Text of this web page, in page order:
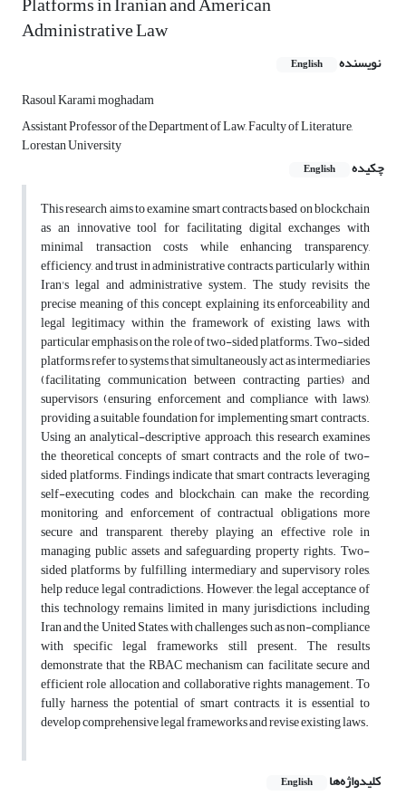
Administrative Law
نویسنده English
Rasoul Karami moghadam
Assistant Professor of the Department of Law, Faculty of Literature,
Lorestan University
چکیده
English
This research aims to examine smart contracts based on blockchain
as an innovative tool for facilitating digital exchanges with
minimal transaction costs while enhancing transparency,
efficiency, and trust in administrative contracts, particularly within
Iran's legal and administrative system. The study revisits the
precise meaning of this concept, explaining its enforceability and
legal legitimacy within the framework of existing laws, with
particular emphasis on the role of two-sided platforms. Two-sided
platforms refer to systems that simultaneously act as intermediaries
(facilitating communication between contracting parties) and
supervisors (ensuring enforcement and compliance with laws),
providing a suitable foundation for implementing smart contracts.
Using an analytical-descriptive approach, this research examines
the theoretical concepts of smart contracts and the role of two-
sided platforms. Findings indicate that smart contracts, leveraging
self-executing codes and blockchain, can make the recording,
monitoring, and enforcement of contractual obligations more
secure and transparent, thereby playing an effective role in
managing public assets and safeguarding property rights. Two-
sided platforms, by fulfilling intermediary and supervisory roles,
help reduce legal contradictions. However, the legal acceptance of
this technology remains limited in many jurisdictions, including
Iran and the United States, with challenges such as non-compliance
with specific legal frameworks still present. The results
demonstrate that the RBAC mechanism can facilitate secure and
efficient role allocation and collaborative rights management. To
fully harness the potential of smart contracts, it is essential to
develop comprehensive legal frameworks and revise existing laws.
کلیدواژه‌ها English